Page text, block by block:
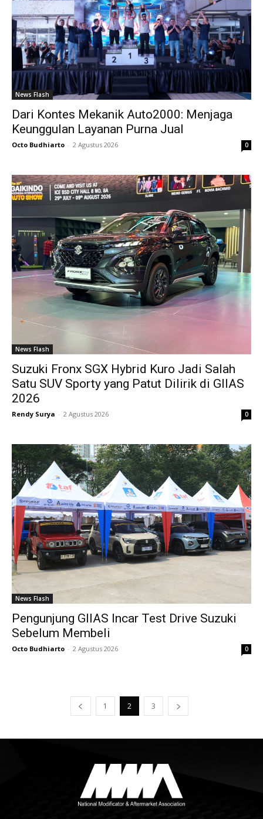
News Flash
Dari Kontes Mekanik Auto2000: Menjaga
Keunggulan Layanan Purna Jual
Octo Budhiarto - 2 Agustus 2026 0
News Flash
Suzuki Fronx SGX Hybrid Kuro Jadi Salah
Satu SUV Sporty yang Patut Dilirik di GIIAS
2026
Rendy Surya - 2 Agustus 2026 0
News Flash
Pengunjung GIIAS Incar Test Drive Suzuki
Sebelum Membeli
Octo Budhiarto - 2 Agustus 2026 0
1 2 3